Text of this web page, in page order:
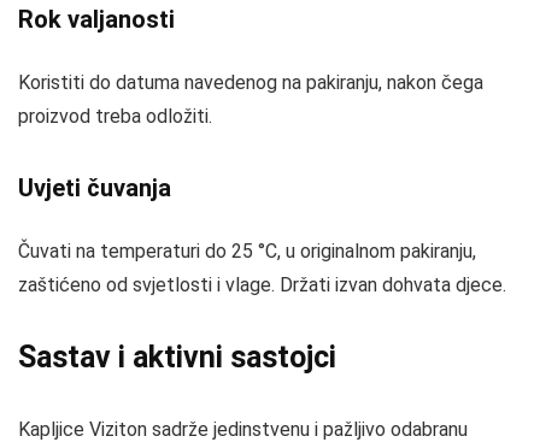
Rok valjanosti
Koristiti do datuma navedenog na pakiranju, nakon čega
proizvod treba odložiti.
Uvjeti čuvanja
Čuvati na temperaturi do 25 °C, u originalnom pakiranju,
zaštićeno od svjetlosti i vlage. Držati izvan dohvata djece.
Sastav i aktivni sastojci
Kapljice Viziton sadrže jedinstvenu i pažljivo odabranu